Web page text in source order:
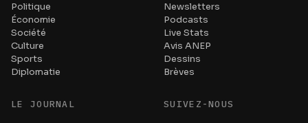
Politique
Économie
Société
Culture
Sports
Diplomatie
Newsletters
Podcasts
Live Stats
Avis ANEP
Dessins
Brèves
LE JOURNAL SUIVEZ-NOUS